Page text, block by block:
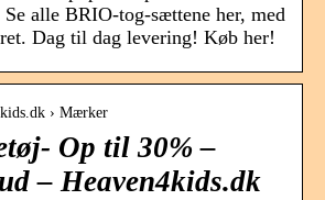
alle BRIO-tog-sættene her, med
Dag til dag levering! Køb her!
› Mærker
Op til 30% –
– Heaven4kids.dk